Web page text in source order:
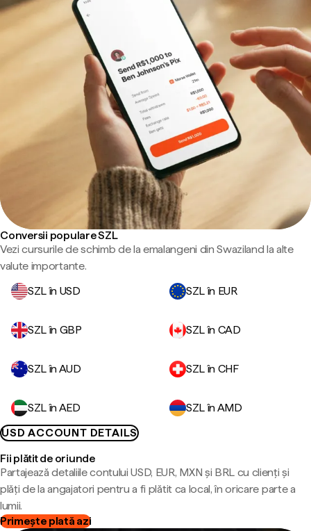
Conversii populare SZL
Vezi cursurile de schimb de la emalangeni din Swaziland la alte
valute importante.
SZL în USD
SZL în EUR
SZL în GBP SZL în CAD
SZL în AUD SZL în CHF
SZL în AED
SZL în AMD
USD ACCOUNT DETAILS
Fii plătit de oriunde
Partajează detaliile contului USD, EUR, MXN și BRL cu clienți și
plăți de la angajatori pentru a fi plătit ca local, în oricare parte a
lumii.
Primește plată azi